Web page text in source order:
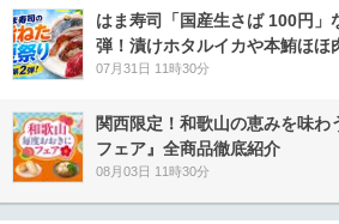
はま寿司「国産生さば 100円」
弾！漬けホタルイカや本鮪ほほ
07月31日 11時30分
関西限定！和歌山の恵みを味わ
フェア』全商品徹底紹介
08月03日 11時30分